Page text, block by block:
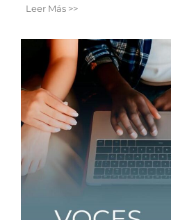
Leer Más >>